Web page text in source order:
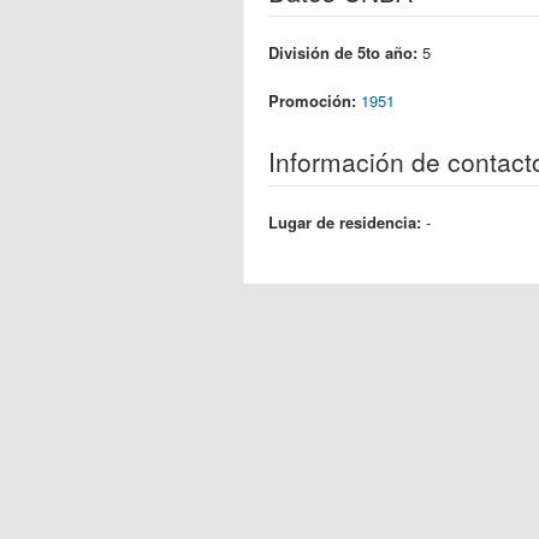
División de 5to año: 5
Promoción: 1951
Información de
Lugar de residencia: -